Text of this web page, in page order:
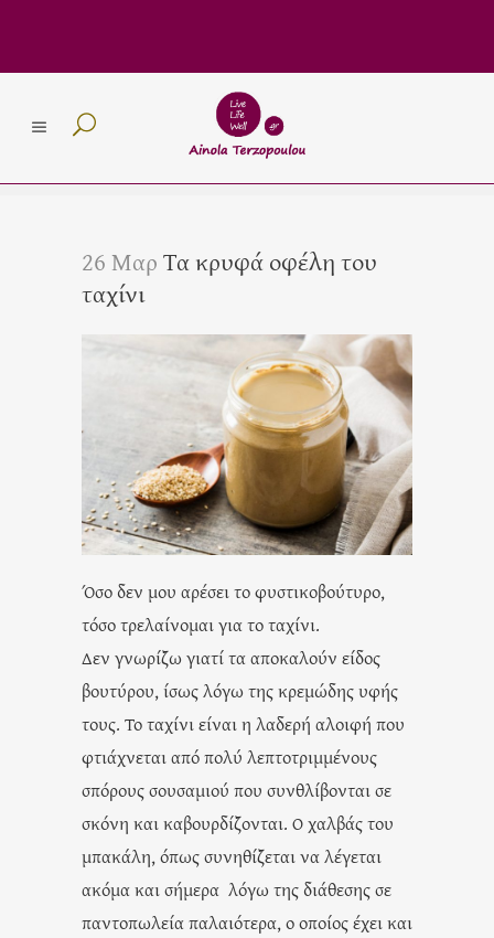
26 ΜαρΤα κρυφά οφέλη του
ταχίνι
Όσο δεν μου αρέσει το φυστικοβούτυρο,
τόσο τρελαίνομαι για το ταχίνι.
Δεν γνωρίζω γιατί τα αποκαλούν είδος
βουτύρου, ίσως λόγω της κρεμώδης υφής
τους. Το ταχίνι είναι η λαδερή αλοιφή που
φτιάχνεται από πολύ λεπτοτριμμένους
σπόρους σουσαμιού που συνθλίβονται σε
σκόνη και καβουρδίζονται. Ο χαλβάς του
μπακάλη, όπως συνηθίζεται να λέγεται
ακόμα και σήμερα λόγω της διάθεσης σε
παντοπωλεία παλαιότερα, ο οποίος έχει και